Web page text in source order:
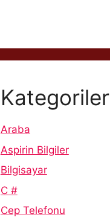
Kategoriler
Araba
Aspirin Bilgiler
Bilgisayar
C #
Cep Telefonu